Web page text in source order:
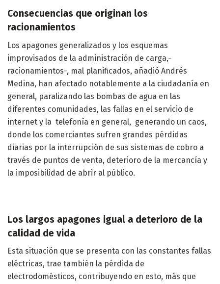
Consecuencias que originan los
racionamientos
Los apagones generalizados y los esquemas
improvisados de la administración de carga,-
racionamientos-, mal planificados, añadió Andrés
Medina, han afectado notablemente a la ciudadanía en
general, paralizando las bombas de agua en las
diferentes comunidades, las fallas en el servicio de
internet y la telefonía en general, generando un caos,
donde los comerciantes sufren grandes pérdidas
diarias por la interrupción de sus sistemas de cobro a
través de puntos de venta, deterioro de la mercancía y
la imposibilidad de abrir al público.
Los largos apagones igual a deterioro de la
calidad de vida
Esta situación que se presenta con las constantes fallas
eléctricas, trae también la pérdida de
electrodomésticos, contribuyendo en esto, más que